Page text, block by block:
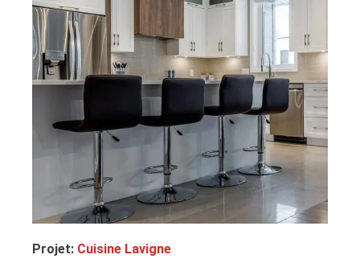
Projet: Cuisine Lavigne